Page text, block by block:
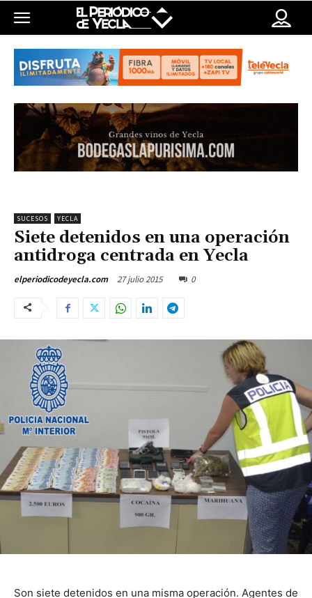
SUCESOS YECLA
Siete detenidos en una operación
antidroga centrada en Yecla
elperiodicodeyecla.com 27 julio 2015 0
Son siete detenidos en una misma operación. Agentes de